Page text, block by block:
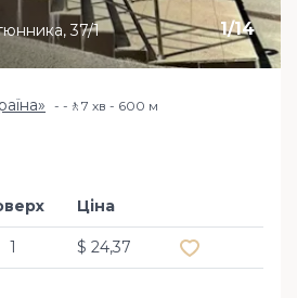
1/14
37/1
-🚶7 хв - 600 м
1
Ціна
$ 24,37